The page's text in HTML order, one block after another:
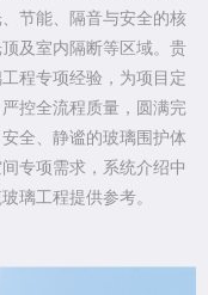
节能、隔音与安全的核
及室内隔断等区域。贵
程专项经验，为项目定
控全流程质量，圆满完
全、静谧的玻璃围护体
专项需求，系统介绍中
璃工程提供参考。